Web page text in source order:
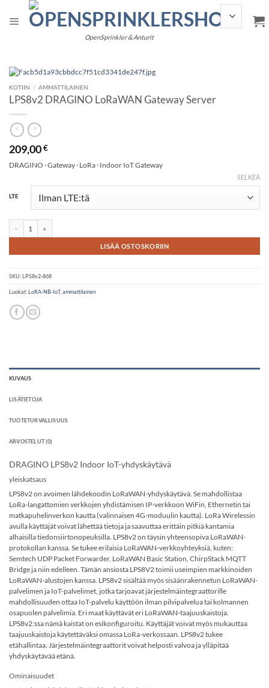
OpenSprinkler & Anturit
KOTIIN / AMMATTILAINEN
LPS8v2 DRAGINO LoRaWAN Gateway Server
209,00€
DRAGINO · Gateway · LoRa · Indoor IoT Gateway
LTE
SELKEÄ
LISÄÄ OSTOSKORIIN
Alternative:
SKU:LPS8v2-868
Luokat:LoRA-NB-IoT,ammattilainen
KUVAUS
LISÄTIETOJA
TUOTETURVALLISUUS
ARVOSTELUT (0)
DRAGINO LPS8v2 Indoor IoT-yhdyskäytävä
yleiskatsaus
LPS8v2 on avoimen lähdekoodin LoRaWAN-yhdyskäytävä. Se mahdollistaa
LoRa-langattomien verkkojen yhdistämisen IP-verkkoon WiFin, Ethernetin tai
matkapuhelinverkon kautta (valinnaisen 4G-moduulin kautta). LoRa Wirelessin
avulla käyttäjät voivat lähettää tietoja ja saavuttaa erittäin pitkiä kantamia
alhaisilla tiedonsiirtonopeuksilla. LPS8v2 on täysin yhteensopiva LoRaWAN-
protokollan kanssa. Se tukee erilaisia ​​LoRaWAN-verkkoyhteyksiä, kuten:
Semtech UDP Packet Forwarder, LoRaWAN Basic Station, ChirpStack MQTT
Bridge ja niin edelleen. Tämän ansiosta LPS8V2 toimii useimpien markkinoiden
LoRaWAN-alustojen kanssa. LPS8v2 sisältää myös sisäänrakennetun LoRaWAN-
palvelimen ja IoT-palvelimet, jotka tarjoavat järjestelmäintegraattorille
mahdollisuuden ottaa IoT-palvelu käyttöön ilman pilvipalvelua tai kolmannen
osapuolen palvelimia. Eri maat käyttävät eri LoRaWAN-taajuuskaistoja.
LPS8v2:ssa nämä kaistat on esikonfiguroitu. Käyttäjät voivat myös mukauttaa
taajuuskaistoja käytettäväksi omassa LoRa-verkossaan. LPS8v2 tukee
etähallintaa. Järjestelmäintegraattorit voivat helposti valvoa ja ylläpitää
yhdyskäytävää etänä.
Ominaisuudet